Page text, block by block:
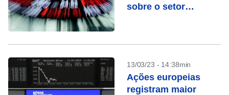
sobre o setor
13/03/23 - 14:38min
Ações europeias
registram maior